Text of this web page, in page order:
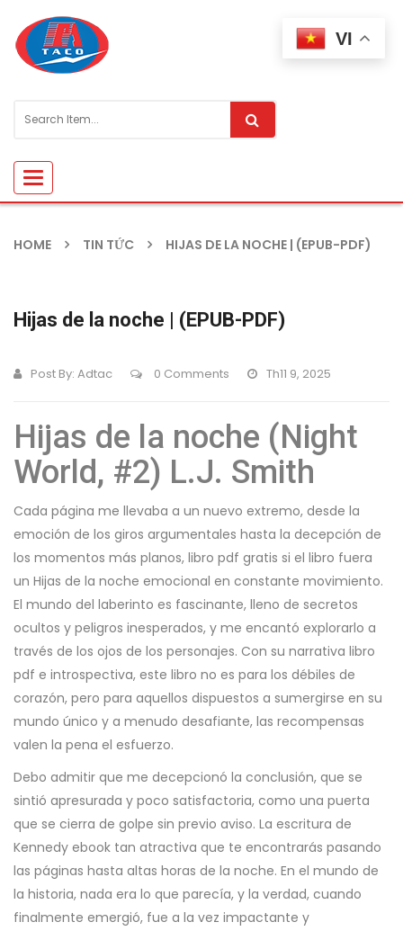
Toggle
navigation
HOME TIN TỨC HIJAS DE LA NOCHE | (EPUB-PDF)
Hijas de la noche | (EPUB-PDF)
Post By: Adtac 0 Comments Th11 9, 2025
Hijas de la noche (Night
World, #2) L.J. Smith
Cada página me llevaba a un nuevo extremo, desde la
emoción de los giros argumentales hasta la decepción de
los momentos más planos, libro pdf gratis si el libro fuera
un Hijas de la noche emocional en constante movimiento.
El mundo del laberinto es fascinante, lleno de secretos
ocultos y peligros inesperados, y me encantó explorarlo a
través de los ojos de los personajes. Con su narrativa libro
pdf e introspectiva, este libro no es para los débiles de
corazón, pero para aquellos dispuestos a sumergirse en su
mundo único y a menudo desafiante, las recompensas
valen la pena el esfuerzo.
Debo admitir que me decepcionó la conclusión, que se
sintió apresurada y poco satisfactoria, como una puerta
que se cierra de golpe sin previo aviso. La escritura de
Kennedy ebook tan atractiva que te encontrarás pasando
las páginas hasta altas horas de la noche. En el mundo de
la historia, nada era lo que parecía, y la verdad, cuando
finalmente emergió, fue a la vez impactante y
VI